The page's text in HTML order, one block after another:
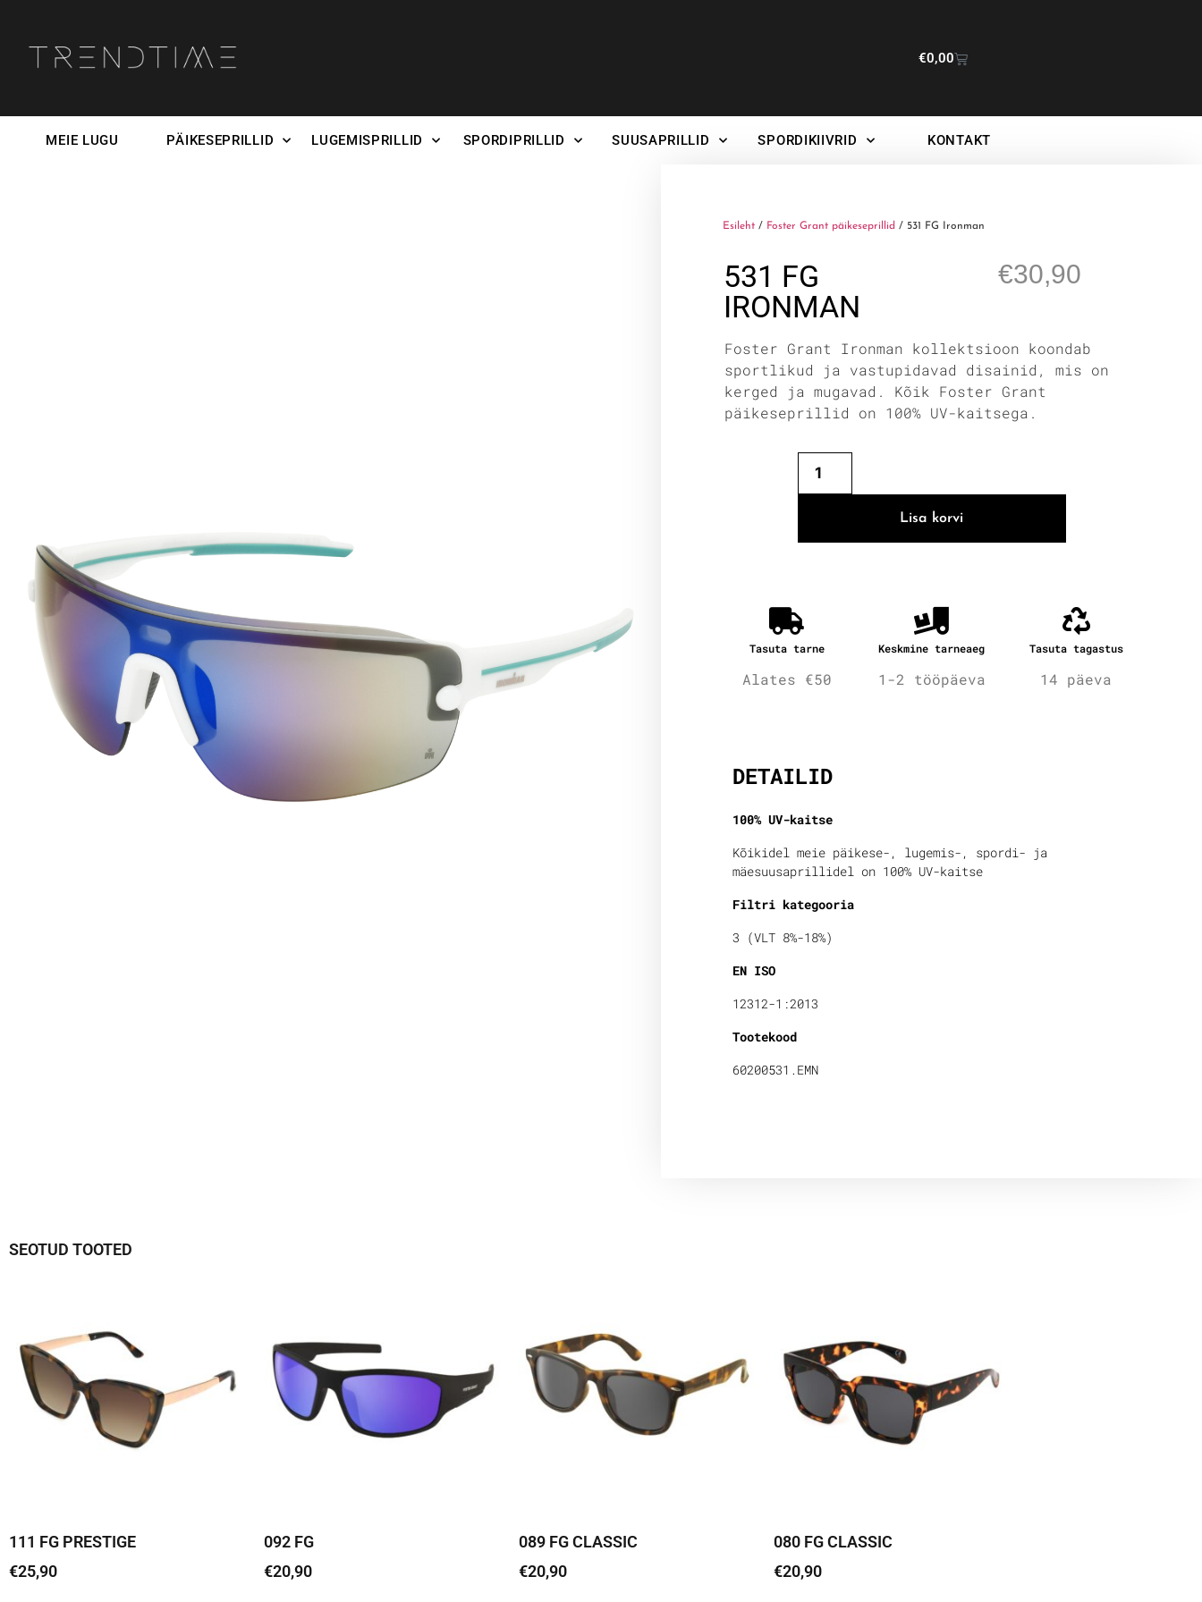
€0,00
MEIE LUGU PÄIKESEPRILLID LUGEMISPRILLID SPORDIPRILLID SUUSAPRILLID SPORDIKIIVRID KONTAKT
Esileht / Foster Grant päikeseprillid / 531 FG Ironman
531 FG
IRONMAN
€30,90
Foster Grant Ironman kollektsioon koondab
sportlikud ja vastupidavad disainid, mis on
kerged ja mugavad. Kõik Foster Grant
päikeseprillid on 100% UV-kaitsega.
Lisa korvi
Tasuta tarne
Alates €50
Keskmine tarneaeg
1-2 tööpäeva
Tasuta tagastus
14 päeva
DETAILID
100% UV-kaitse
Kõikidel meie päikese-, lugemis-, spordi- ja
mäesuusaprillidel on 100% UV-kaitse
Filtri kategooria
3 (VLT 8%-18%)
EN ISO
12312-1:2013
Tootekood
60200531.EMN
SEOTUD TOOTED
111 FG PRESTIGE
€25,90
092 FG
€20,90
089 FG CLASSIC
€20,90
080 FG CLASSIC
€20,90